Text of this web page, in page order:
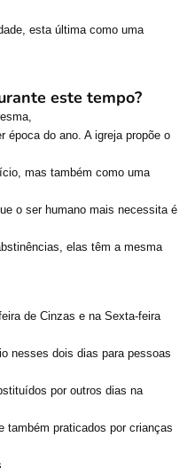
esta última como uma
este tempo?
época do ano. A igreja propõe o
mas também como uma
o ser humano mais necessita é
elas têm a mesma
de Cinzas e na Sexta-feira
nesses dois dias para pessoas
por outros dias na
também praticados por crianças